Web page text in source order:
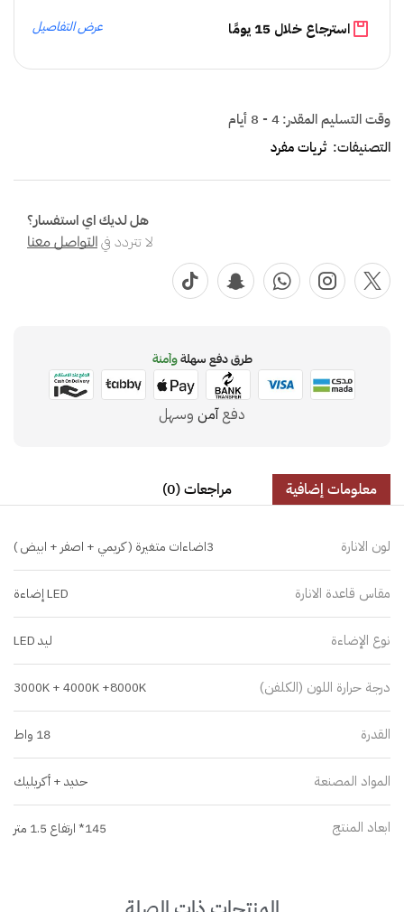
استرجاع خلال 15 يومًا عرض التفاصيل
وقت التسليم المقدر:4 - 8 أيام
التصنيفات: ثريات مفرد
هل لديك اي استفسار؟
لا تتردد فيالتواصل معنا
طرق دفع سهلةوآمنة
دفعآمن وسهل
معلومات إضافية مراجعات (0)
لون الانارة 3اضاءات متغيرة ( كريمي + اصفر + ابيض )
مقاس قاعدة الانارة LED إضاءة
نوع الإضاءة ليد LED
درجة حرارة اللون (الكلفن) 3000K + 4000K +8000K
القدرة 18 واط
المواد المصنعة حديد + أكريليك
ابعاد المنتج 145* ارتفاع 1.5 متر